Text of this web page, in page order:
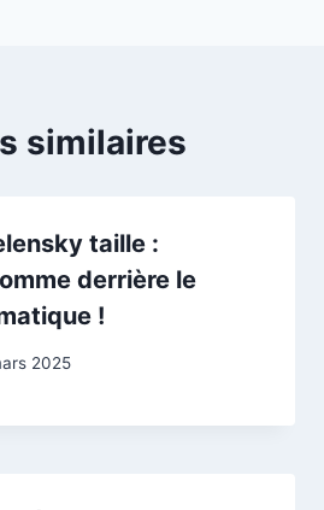
similaires
taille :
derrière le
!
2025